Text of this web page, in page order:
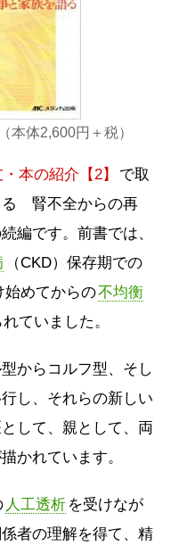
本体2,600円＋税）
本の紹介【2】
で取
る 腎不全からの再
編です。前書では、
（CKD）保存期での
始めてからの不均衡
ていました。
からコルフ型、そし
し、それらの新しい
して、親として、両
かれています。
人工透析 を受けなが
者の理解を得て、精